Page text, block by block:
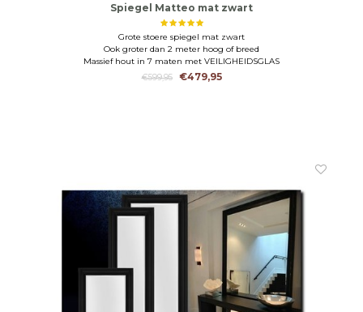
Spiegel Matteo mat zwart
Grote stoere spiegel mat zwart
Ook groter dan 2 meter hoog of breed
Massief hout in 7 maten met VEILIGHEIDSGLAS
€599,95
€479,95